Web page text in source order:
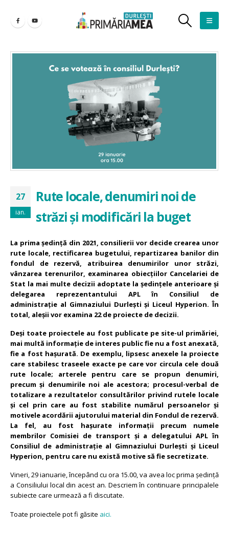
27
ian.
Rute locale, denumiri noi de
străzi și modificări la buget
La prima ședință din 2021, consilierii vor decide crearea unor
rute locale, rectificarea bugetului, repartizarea banilor din
fondul de rezervă, atribuirea denumirilor unor străzi,
vânzarea terenurilor, examinarea obiecțiilor Cancelariei de
Stat la mai multe decizii adoptate la ședințele anterioare și
delegarea reprezentantului APL în Consiliul de
administrație al Gimnaziului Durlești și Liceul Hyperion.În
total, aleșii vor examina 22 de proiecte de decizii.
Deși toate proiectele au fost publicate pe site-ul primăriei,
mai multă informație de interes public fie nu a fost anexată,
fie a fost hașurată. De exemplu, lipsesc anexele la proiecte
care stabilesc traseele exacte pe care vor circula cele două
rute locale; arterele pentru care se propun denumiri,
precum și denumirile noi ale acestora; procesul-verbal de
totalizare a rezultatelor consultărilor privind rutele locale
și cel prin care au fost stabilite numărul persoanelor și
motivele acordării ajutorului material din Fondul de rezervă.
La fel, au fost hașurate informații precum numele
membrilor Comisiei de transport și a delegatului APL în
Consiliul de administrație al Gimnaziului Durlești și Liceul
Hyperion, pentru care nu există motive să fie secretizate.
Vineri, 29 ianuarie, începând cu ora 15.00, va avea loc prima ședință
a Consiliului local din acest an. Descriem în continuare principalele
subiecte care urmează a fi discutate.
Toate proiectele pot fi găsite aici.